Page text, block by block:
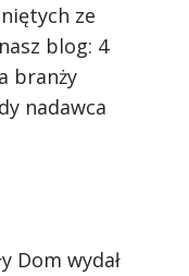
ze
blog: 4
branży
nadawca
Dom wydał